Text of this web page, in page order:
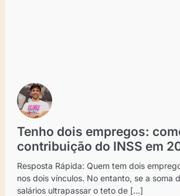
Tenho dois empregos:
contribuição do INSS em
Resposta Rápida: Quem tem dois
nos dois vínculos. No entanto, se a soma
salários ultrapassar o teto de [...]